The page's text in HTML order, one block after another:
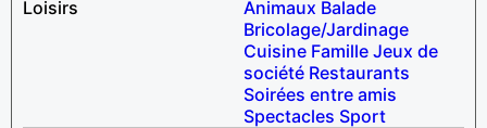
Loisirs
Animaux Balade
Bricolage/Jardinage
Cuisine Famille Jeux de
société Restaurants
Soirées entre amis
Spectacles Sport